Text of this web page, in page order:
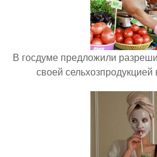
В госдуме предложили
своей